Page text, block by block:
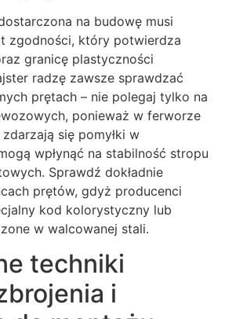
na budowę musi
zgodności, który potwierdza
granicę plastyczności
radzę zawsze sprawdzać
prętach – nie polegaj tylko na
ponieważ w ferworze
się pomyłki w
wpłynąć na stabilność stropu
Sprawdź dokładnie
prętów, gdyż producenci
kod kolorystyczny lub
w walcowanej stali.
techniki
i